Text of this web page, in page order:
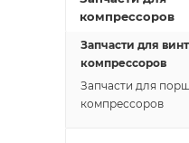
компрессоров
Запчасти для
компрессоров
Запчасти для
компрессоров